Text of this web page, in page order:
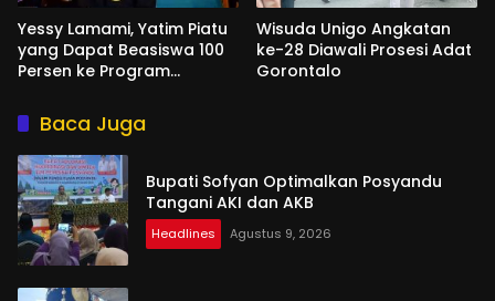
Yessy Lamami, Yatim Piatu
yang Dapat Beasiswa 100
Persen ke Program
Wisuda Unigo Angkatan
ke-28 Diawali Prosesi Adat
Gorontalo
Baca Juga
Bupati Sofyan Optimalkan Posyandu
Tangani AKI dan AKB
Headlines Agustus 9, 2026